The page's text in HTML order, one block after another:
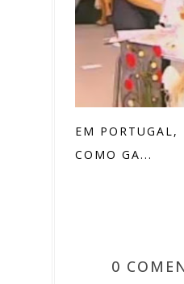
EM PORTUGAL,
COMO GA...
0